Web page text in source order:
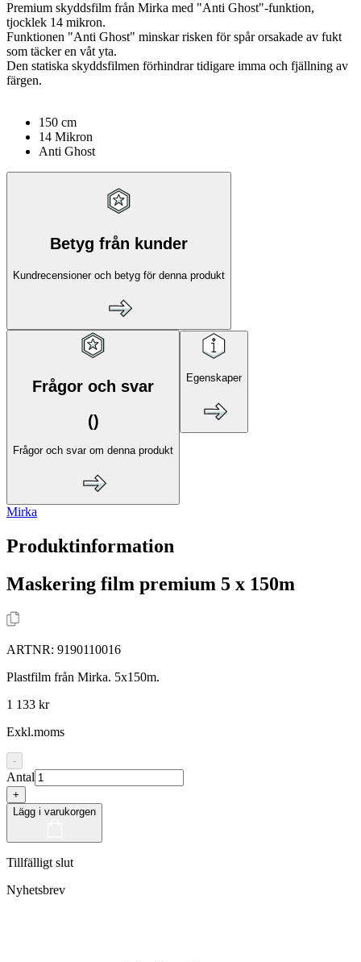
Premium skyddsfilm från Mirka med "Anti Ghost"-funktion,
tjocklek 14 mikron.
Funktionen "Anti Ghost" minskar risken för spår orsakade av fukt
som täcker en våt yta.
Den statiska skyddsfilmen förhindrar tidigare imma och fjällning av
färgen.
150 cm
14 Mikron
Anti Ghost
Betyg från kunder
Kundrecensioner och betyg för denna produkt
Frågor och svar
()
Frågor och svar om denna produkt
Egenskaper
Mirka
Produktinformation
Maskering film premium 5 x 150m
ARTNR: 9190110016
Plastfilm från Mirka. 5x150m.
1 133 kr
Exkl.moms
-
Antal
+
Lägg i varukorgen
Tillfälligt slut
Nyhetsbrev